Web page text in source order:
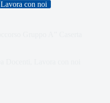
Lavora con noi